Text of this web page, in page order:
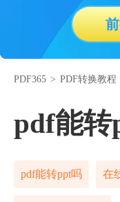
PDF365 > PDF转换教程
pdf能转
pdf能转ppt吗 在